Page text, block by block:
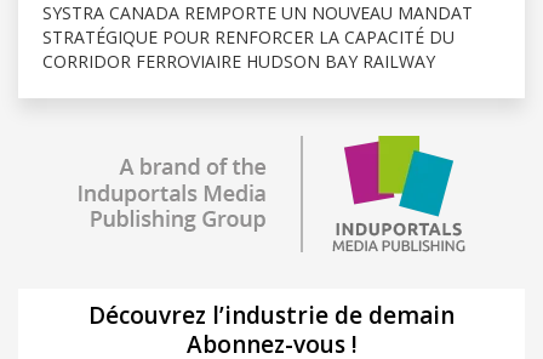
SYSTRA CANADA REMPORTE UN NOUVEAU MANDAT
STRATÉGIQUE POUR RENFORCER LA CAPACITÉ DU
CORRIDOR FERROVIAIRE HUDSON BAY RAILWAY
Découvrez l’industrie de demain
Abonnez-vous !